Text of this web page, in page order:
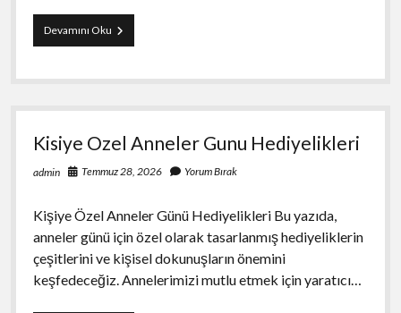
Devamını OkuWhy
Private
Should
Be
Kisiye Ozel Anneler Gunu Hediyelikleri
admin Temmuz 28, 2026 Yorum Bırak
Kişiye Özel Anneler Günü Hediyelikleri Bu yazıda,
anneler günü için özel olarak tasarlanmış hediyeliklerin
çeşitlerini ve kişisel dokunuşların önemini
keşfedeceğiz. Annelerimizi mutlu etmek için yaratıcı…